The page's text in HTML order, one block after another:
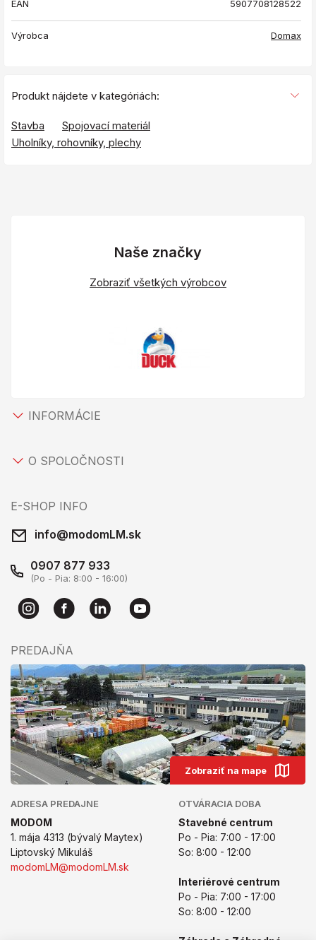
EAN 5907708128522
Výrobca Domax
Produkt nájdete v kategóriách:
Stavba
Spojovací materiál
Uholníky, rohovníky, plechy
Naše značky
Zobraziť všetkých výrobcov
INFORMÁCIE
O SPOLOČNOSTI
E-SHOP INFO
info@modomLM.sk
0907 877 933
(Po - Pia: 8:00 - 16:00)
PREDAJŇA
Zobraziť na mape
ADRESA PREDAJNE
MODOM
1. mája 4313 (bývalý Maytex)
Liptovský Mikuláš
modomLM@modomLM.sk
OTVÁRACIA DOBA
Stavebné centrum
Po - Pia: 7:00 - 17:00
So: 8:00 - 12:00
Interiérové centrum
Po - Pia: 7:00 - 17:00
So: 8:00 - 12:00